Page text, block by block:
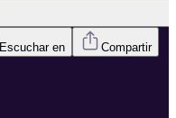
Escuchar en Compartir